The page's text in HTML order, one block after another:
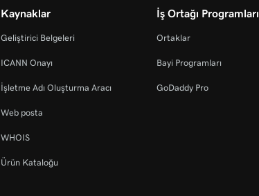
Kaynaklar
Geliştirici Belgeleri
ICANN Onayı
İşletme Adı Oluşturma Aracı
Web posta
WHOIS
Ürün Kataloğu
İş Ortağı Programları
Ortaklar
Bayi Programları
GoDaddy Pro